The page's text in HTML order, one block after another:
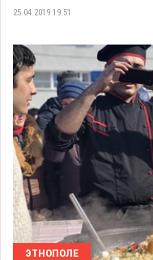
25.04.2019 19:51
ЭТНОПОЛЕ